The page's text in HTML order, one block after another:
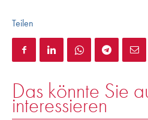
Teilen
Das könnte Sie
interessieren